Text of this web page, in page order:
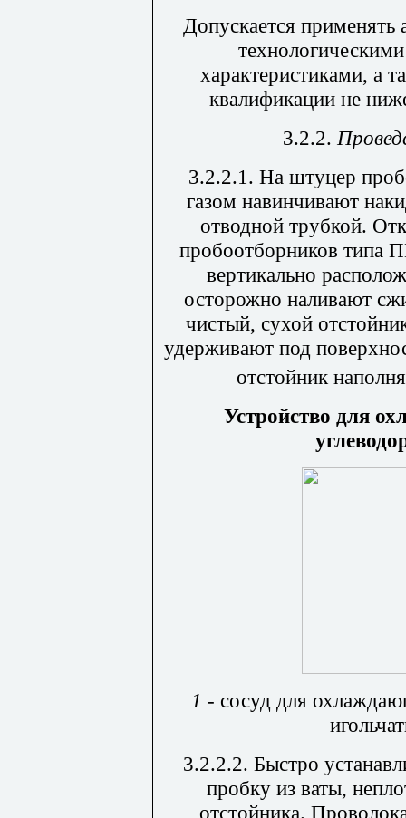
Допускается применять
характеристиками, а
квалификации не
3.2.2.
3.2.2.1. На штуцер
газом навинчивают
отводной трубкой.
пробоотборников типа
вертикально
осторожно наливают
чистый, сухой
удерживают под
отстойник
Устройство для
1 - сосуд для
3.2.2.2. Быстро
пробку из ваты,
отстойника.